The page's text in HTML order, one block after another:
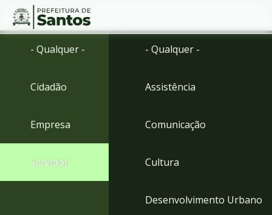
Ir
menu
para
Conteúdo
- Qualquer -
Cidadão
Empresa
Servidor
- Qualquer -
Assistência
Comunicação
Cultura
Desenvolvimento Urbano